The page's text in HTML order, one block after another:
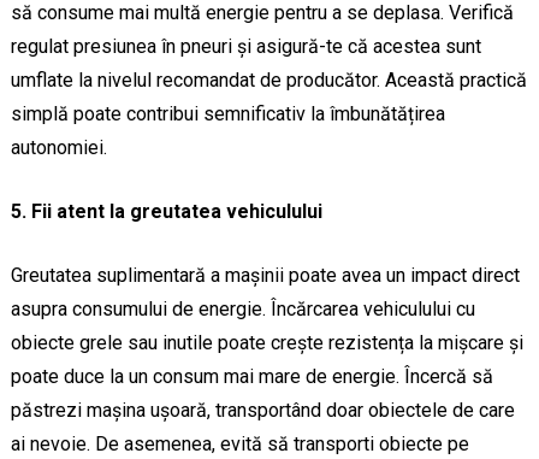
să consume mai multă energie pentru a se deplasa. Verifică
regulat presiunea în pneuri și asigură-te că acestea sunt
umflate la nivelul recomandat de producător. Această practică
simplă poate contribui semnificativ la îmbunătățirea
autonomiei.
5. Fii atent la greutatea vehiculului
Greutatea suplimentară a mașinii poate avea un impact direct
asupra consumului de energie. Încărcarea vehiculului cu
obiecte grele sau inutile poate crește rezistența la mișcare și
poate duce la un consum mai mare de energie. Încercă să
păstrezi mașina ușoară, transportând doar obiectele de care
ai nevoie. De asemenea, evită să transporti obiecte pe